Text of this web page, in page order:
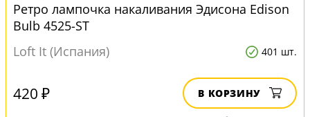
Ретро лампочка накаливания Эдисона Edison
Bulb 4525-ST
Loft It (Испания)
401 шт.
420 ₽ В КОРЗИНУ